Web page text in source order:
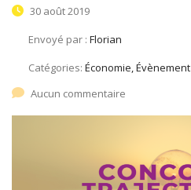
30 août 2019
Envoyé par : Florian
Catégories: Économie, Évènement
Aucun commentaire